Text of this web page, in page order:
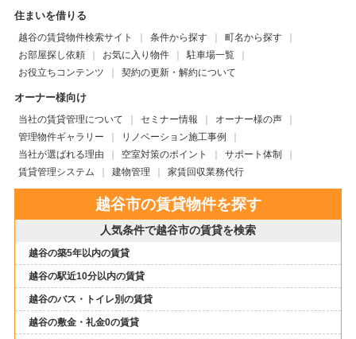
住まいを借りる
越谷の賃貸物件検索サイト 条件から探す
町名から探す
お部屋探し依頼
お気に入り物件
駐車場一覧
お役立ちコンテンツ
契約の更新・解約について
オーナー様向け
当社の賃貸管理について セミナー情報
オーナー様の声
管理物件ギャラリー
リノベーション施工事例
当社が選ばれる理由
空室対策のポイント
サポート体制
賃貸管理システム
建物管理 家賃回収業務代行
越谷市の賃貸物件を探す
人気条件で越谷市の賃貸を検索
越谷の築5年以内の賃貸
越谷の駅近10分以内の賃貸
越谷のバス・トイレ別の賃貸
越谷の敷金・礼金0の賃貸